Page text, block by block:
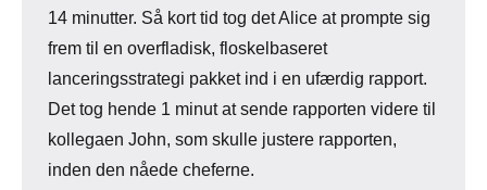
14 minutter. Så kort tid tog det Alice at prompte sig
frem til en overfladisk, floskelbaseret
lanceringsstrategi pakket ind i en ufærdig rapport.
Det tog hende 1 minut at sende rapporten videre til
kollegaen John, som skulle justere rapporten,
inden den nåede cheferne.